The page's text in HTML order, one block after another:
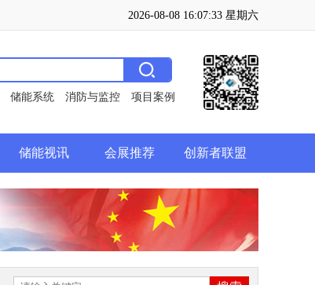
2026-08-08 16:07:34 星期六
储能系统 消防与监控 项目案例
储能视讯 会展推荐 创新者联盟